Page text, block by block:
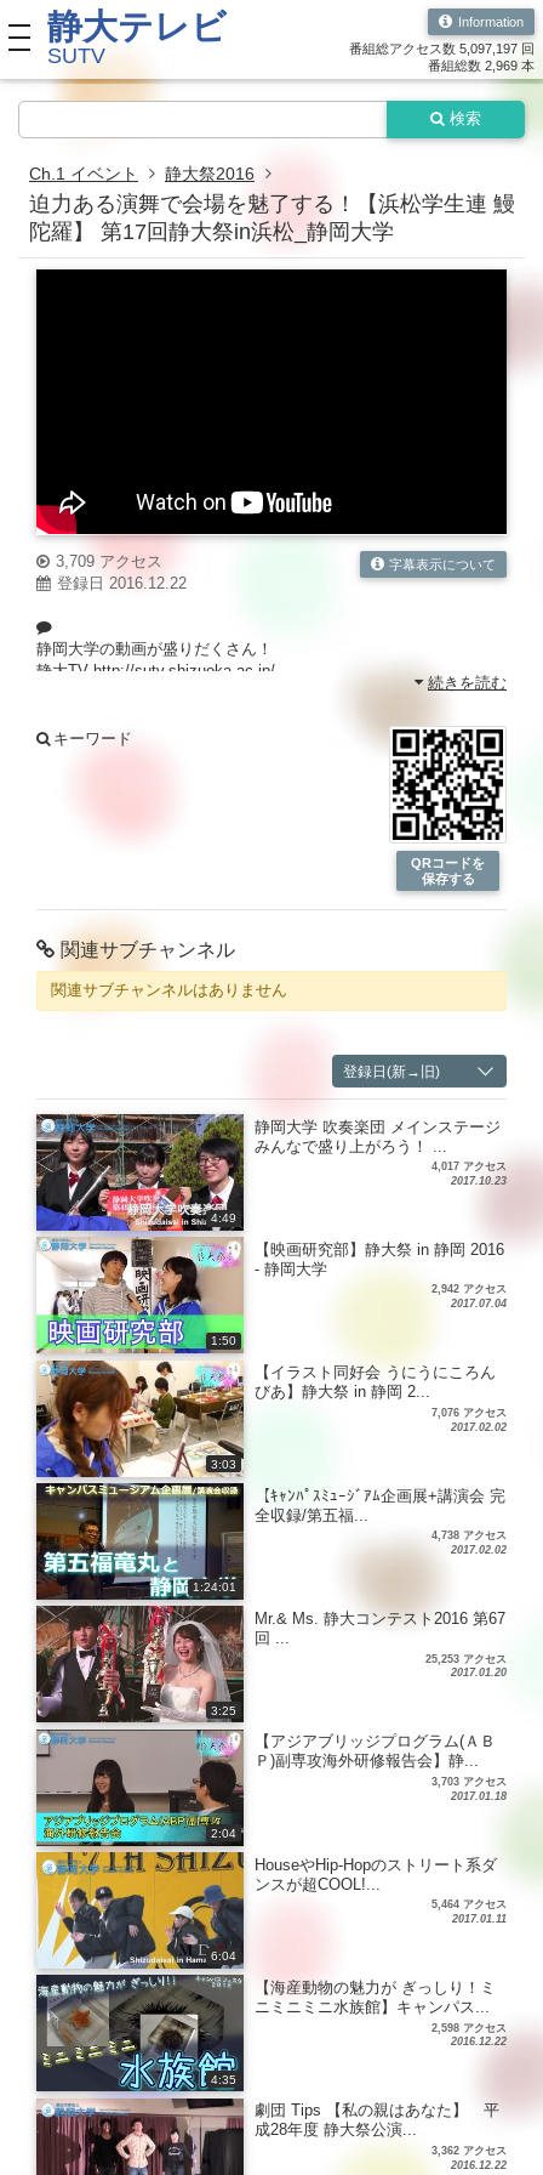
toggle navigation
静大テレビ
SUTV
Information
番組総アクセス数 5,097,197 回
番組総数 2,969 本
検索
Ch.1 イベント 静大祭2016
迫力ある演舞で会場を魅了する！【浜松学生連 鰻
陀羅】 第17回静大祭in浜松_静岡大学
3,709 アクセス
登録日 2016.12.22
字幕表示について
静岡大学の動画が盛りだくさん！
静大TV http://sutv.shizuoka.ac.jp/
続きを読む
キーワード
QRコードを
保存する
関連サブチャンネル
関連サブチャンネルはありません
登録日(新→旧)
4:49
静岡大学 吹奏楽団 メインステージ
みんなで盛り上がろう！ ...
4,017 アクセス
2017.10.23
1:50
【映画研究部】静大祭 in 静岡 2016
- 静岡大学
2,942 アクセス
2017.07.04
3:03
【イラスト同好会 うにうにころん
びあ】静大祭 in 静岡 2...
7,076 アクセス
2017.02.02
1:24:01
【ｷｬﾝﾊﾟｽﾐｭｰｼﾞｱﾑ企画展+講演会 完
全収録/第五福...
4,738 アクセス
2017.02.02
3:25
Mr.& Ms. 静大コンテスト2016 第67
回 ...
25,253 アクセス
2017.01.20
2:04
【アジアブリッジプログラム(ＡＢ
Ｐ)副専攻海外研修報告会】静...
3,703 アクセス
2017.01.18
6:04
HouseやHip-Hopのストリート系ダ
ンスが超COOL!...
5,464 アクセス
2017.01.11
4:35
【海産動物の魅力が ぎっしり！ミ
ニミニミニ水族館】キャンパス...
2,598 アクセス
2016.12.22
劇団 Tips 【私の親はあなた】 平
成28年度 静大祭公演...
3,362 アクセス
2016.12.22